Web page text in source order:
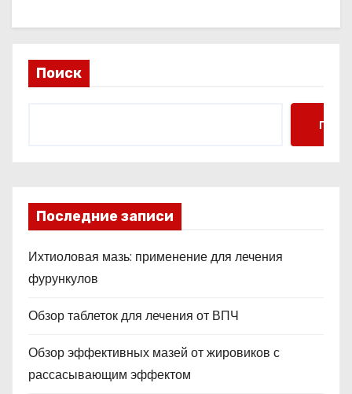
Поиск
Поиск
Последние записи
Ихтиоловая мазь: применение для лечения
фурункулов
Обзор таблеток для лечения от ВПЧ
Обзор эффективных мазей от жировиков с
рассасывающим эффектом